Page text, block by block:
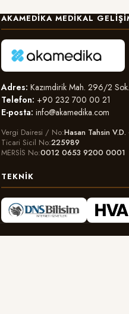
AKAMEDIKA MEDIKAL
Adres: Kazımdirik Mah. 296/2
Telefon: +90 232 700 00 21
E-posta: info@akamedika.com
Vergi Dairesi / No Hasan Tahsin
Ticari Sicil No 225989
MERSİS No 0012 0653 9200 0001
TEKNIK